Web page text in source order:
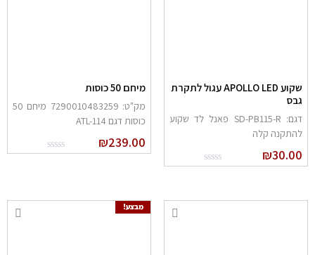
שקוע APOLLO LED עגול לתקרת
דגם: SD-PB115-R פאנל לד שקוע
קלה
₪
מיחם 50 כוסות
מק"ט: 7290010483259 מיחם 50
כוסות דגם ATL-114
₪239.00
מבצע!